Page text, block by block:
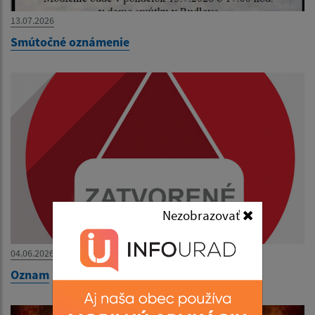
Nezobrazovať
13.07.2026
Smútočné oznámenie
04.06.2026
Oznam